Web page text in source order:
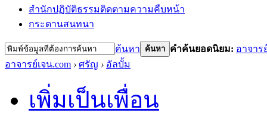
สำนักปฏิบัติธรรมติดตามความคืบหน้า
กระดานสนทนา
ค้นหา ค้นหา คำค้นยอดนิยม: อาจาร
อาจารย์เจน.com › ศรัญ › อัลบั้ม
เพิ่มเป็นเพื่อน